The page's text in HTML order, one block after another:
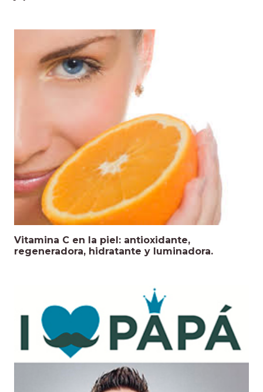
Vitamina C en la piel: antioxidante,
regeneradora, hidratante y luminadora.